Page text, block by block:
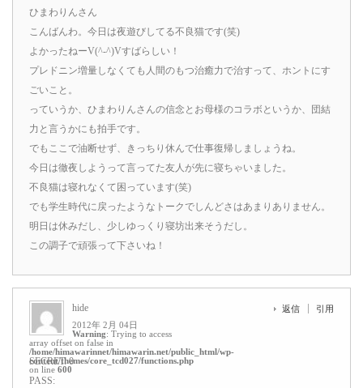
ひまわりんさん
こんばんわ。今日は夜遊びしてる不良猫です(笑)
よかったねーV(^-^)Vすばらしい！
プレドニン増量しなくても人間のもつ治癒力で治すって、ホントにす
ごいこと。
っていうか、ひまわりんさんの信念とお母様のコラボというか、団結
力と言うかにも拍手です。
でもここで油断せず、きっちり休んで仕事復帰しましょうね。
今日は徹夜しようって言ってた友人が先に寝ちゃいました。
不良猫は寝れなくて困っています(笑)
でも学生時代に戻ったようなトークでしんどさはあまりありません。
明日は休みだし、少しゆっくり寝坊出来そうだし。
この調子で頑張って下さいね！
hide
2012年 2月 04日
Warning: Trying to access
array offset on false in
/home/himawarinnet/himawarin.net/public_html/wp-
content/themes/core_tcd027/functions.php
on line 600
返信 引用
SECRET: 0
PASS: